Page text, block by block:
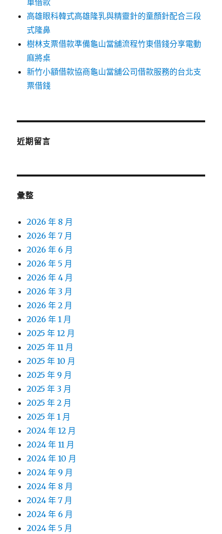
車借款
高雄眼科韓式高雄隆乳與精靈針的童顏針配合三段
式隆鼻
樹林支票借款準備龜山當舖流程竹東借錢分享電動
麻將桌
新竹小額借款協商龜山當舖公司借款服務的台北支
票借錢
近期留言
彙整
2026 年 8 月
2026 年 7 月
2026 年 6 月
2026 年 5 月
2026 年 4 月
2026 年 3 月
2026 年 2 月
2026 年 1 月
2025 年 12 月
2025 年 11 月
2025 年 10 月
2025 年 9 月
2025 年 3 月
2025 年 2 月
2025 年 1 月
2024 年 12 月
2024 年 11 月
2024 年 10 月
2024 年 9 月
2024 年 8 月
2024 年 7 月
2024 年 6 月
2024 年 5 月